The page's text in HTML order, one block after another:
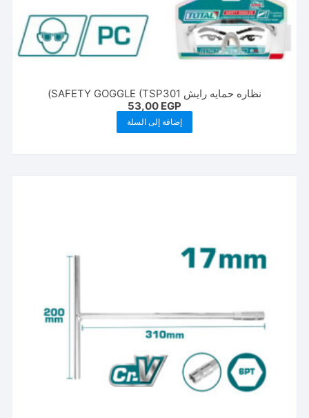
نظاره حمايه رايش SAFETY GOGGLE (TSP301)
53,00 EGP
إضافة إلى السلة